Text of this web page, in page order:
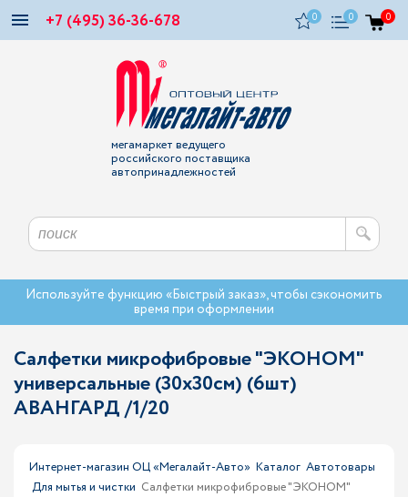
+7 (495) 36-36-678 0 0 0
мегамаркет ведущего
российского поставщика
автопринадлежностей
Используйте функцию «Быстрый заказ», чтобы сэкономить
время при оформлении
Салфетки микрофибровые "ЭКОНОМ"
универсальные (30x30см) (6шт)
АВАНГАРД /1/20
Интернет-магазин ОЦ «Мегалайт-Авто» Каталог Автотовары
Для мытья и чистки Салфетки микрофибровые "ЭКОНОМ"